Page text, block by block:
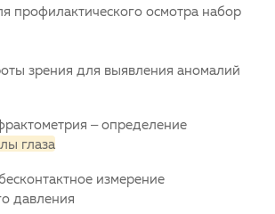
профилактического осмотра набор
зрения для выявления аномалий
– определение
глаза
измерение
давления